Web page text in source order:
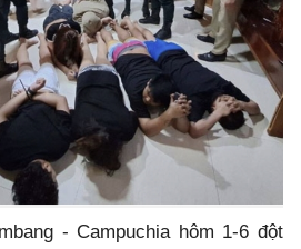
- Campuchia hôm 1-6 đột